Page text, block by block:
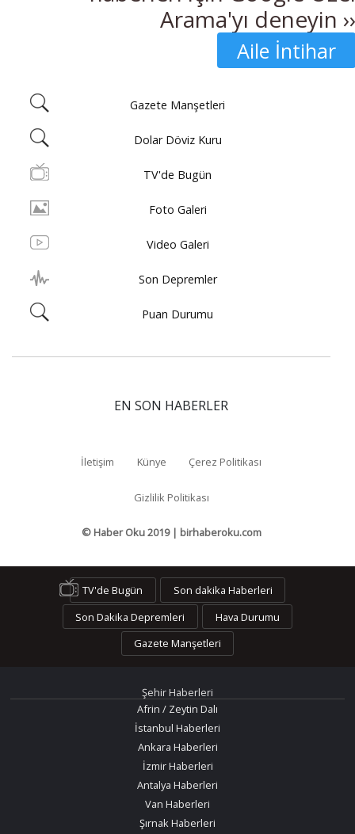
Arama'yı deneyin ››
Aile İntihar
Gazete Manşetleri
Dolar Döviz Kuru
TV'de Bugün
Foto Galeri
Video Galeri
Son Depremler
Puan Durumu
EN SON HABERLER
İletişim Künye Çerez Politikası
Gizlilik Politikası
© Haber Oku 2019 | birhaberoku.com
TV'de Bugün
Son dakika Haberleri
Son Dakika Depremleri
Hava Durumu
Gazete Manşetleri
Şehir Haberleri
Afrin / Zeytin Dalı
İstanbul Haberleri
Ankara Haberleri
İzmir Haberleri
Antalya Haberleri
Van Haberleri
Şırnak Haberleri